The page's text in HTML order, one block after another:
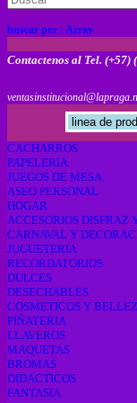
buscar por : Array
Contactenos al Tel.
CACHARROS
PAPELERIA
JUEGOS DE MESA
ASEO PERSONAL
HOGAR
ACCESORIOS DISFRAZ
CARNAVAL Y
JUGUETERIA
RECORDATORIOS
DULCES
DESECHABLES
COSMETICOS Y
PIÑATERIA
LLAVEROS
MAQUETAS
BROMAS
DIDACTICOS
FANTASIA